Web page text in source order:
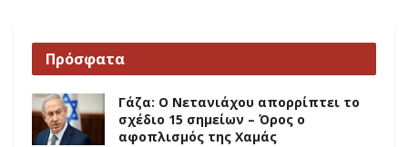
Πρόσφατα
Γάζα: Ο Νετανιάχου απορρίπτει το
σχέδιο 15 σημείων – Όρος ο
αφοπλισμός της Χαμάς